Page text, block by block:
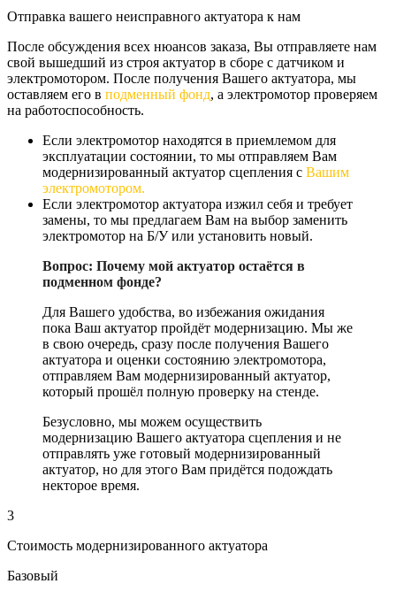
Отправка вашего неисправного актуатора к нам
После обсуждения всех нюансов заказа, Вы отправляете нам
свой вышедший из строя актуатор в сборе с датчиком и
электромотором. После получения Вашего актуатора, мы
оставляем его в подменный фонд, а электромотор проверяем
на работоспособность.
Если электромотор находятся в приемлемом для
эксплуатации состоянии, то мы отправляем Вам
модернизированный актуатор сцепления с Вашим
электромотором.
Если электромотор актуатора изжил себя и требует
замены, то мы предлагаем Вам на выбор заменить
электромотор на Б/У или установить новый.
Вопрос: Почему мой актуатор остаётся в
подменном фонде?
Для Вашего удобства, во избежания ожидания
пока Ваш актуатор пройдёт модернизацию. Мы же
в свою очередь, сразу после получения Вашего
актуатора и оценки состоянию электромотора,
отправляем Вам модернизированный актуатор,
который прошёл полную проверку на стенде.
Безусловно, мы можем осуществить
модернизацию Вашего актуатора сцепления и не
отправлять уже готовый модернизированный
актуатор, но для этого Вам придётся подождать
некторое время.
3
Стоимость модернизированного актуатора
Базовый